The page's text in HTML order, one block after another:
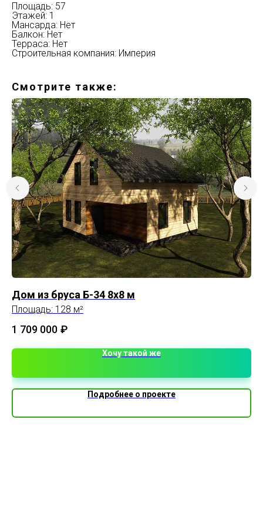
Площадь: 57
Этажей: 1
Мансарда: Нет
Балкон: Нет
Терраса: Нет
Строительная компания: Империя
Смотрите также:
Дом из бруса Б-34 8х8 м
Площадь: 128 м²
1 709 000 ₽
Хочу такой же
Подробнее о проекте